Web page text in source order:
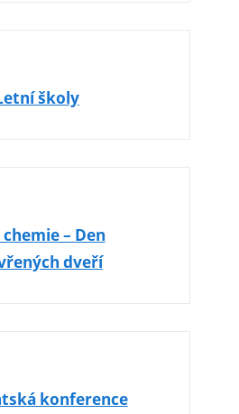
školy
chemie – Den
dveří
konference